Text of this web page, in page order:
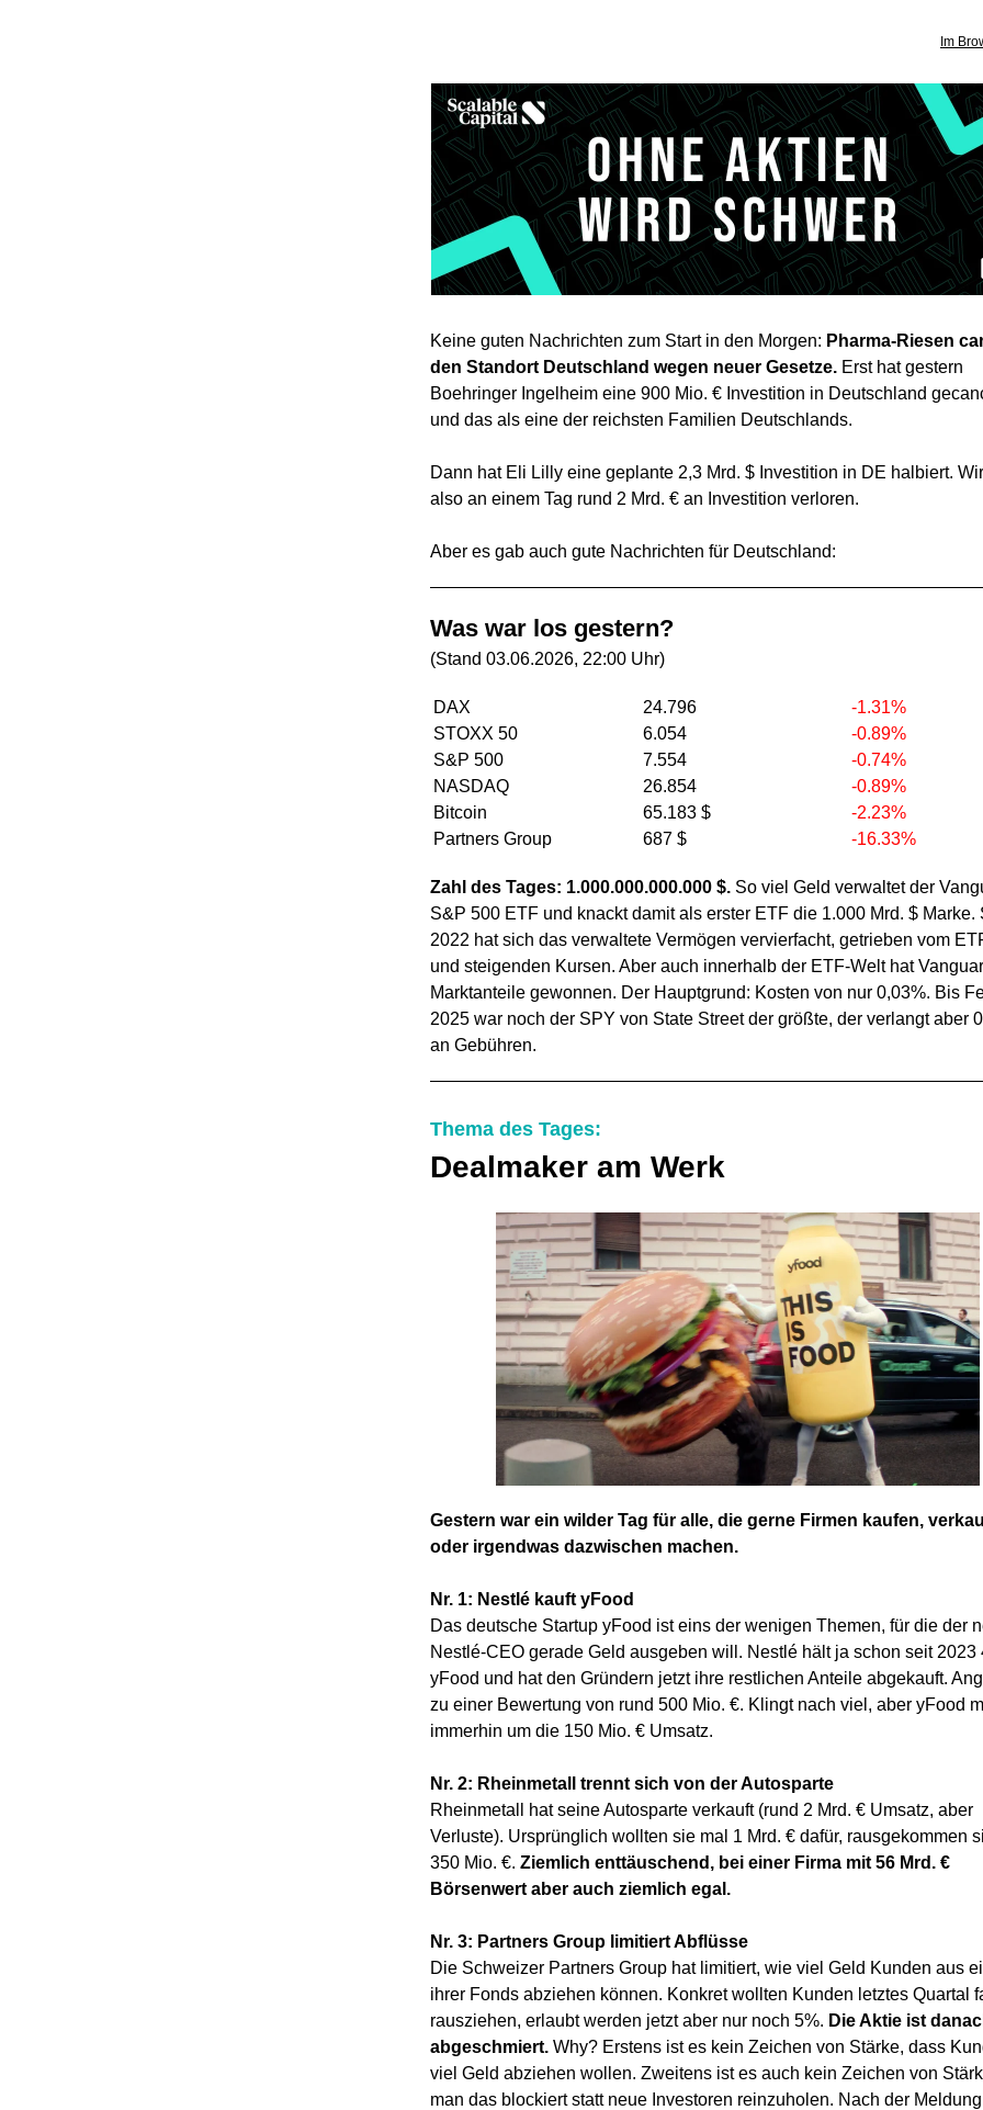
Im
Keine guten Nachrichten zum Start in den Morgen: Pharma-Riesen
den Standort Deutschland wegen neuer Gesetze. Erst hat gestern
Boehringer Ingelheim eine 900 Mio. € Investition in Deutschland
und das als eine der reichsten Familien Deutschlands.
Dann hat Eli Lilly eine geplante 2,3 Mrd. $ Investition in DE halbiert.
also an einem Tag rund 2 Mrd. € an Investition verloren.
Aber es gab auch gute Nachrichten für Deutschland:
Was war los gestern?
(Stand 03.06.2026, 22:00 Uhr)
DAX 24.796
-1.31%
STOXX 50
6.054
-0.89%
S&P 500
7.554
-0.74%
NASDAQ
26.854
-0.89%
Bitcoin
65.183 $
-2.23%
Partners Group
687 $ -16.33%
Zahl des Tages: 1.000.000.000.000 $. So viel Geld verwaltet der
S&P 500 ETF und knackt damit als erster ETF die 1.000 Mrd. $ Marke.
2022 hat sich das verwaltete Vermögen vervierfacht, getrieben vom
und steigenden Kursen. Aber auch innerhalb der ETF-Welt hat
Marktanteile gewonnen. Der Hauptgrund: Kosten von nur 0,03%. Bis
2025 war noch der SPY von State Street der größte, der verlangt aber
an Gebühren.
Thema des Tages:
Dealmaker am Werk
Gestern war ein wilder Tag für alle, die gerne Firmen kaufen,
oder irgendwas dazwischen machen.
Nr. 1: Nestlé kauft yFood
Das deutsche Startup yFood ist eins der wenigen Themen, für die der
Nestlé-CEO gerade Geld ausgeben will. Nestlé hält ja schon seit 2023
yFood und hat den Gründern jetzt ihre restlichen Anteile abgekauft.
zu einer Bewertung von rund 500 Mio. €. Klingt nach viel, aber yFood
immerhin um die 150 Mio. € Umsatz.
Nr. 2: Rheinmetall trennt sich von der Autosparte
Rheinmetall hat seine Autosparte verkauft (rund 2 Mrd. € Umsatz, aber
Verluste). Ursprünglich wollten sie mal 1 Mrd. € dafür, rausgekommen
350 Mio. €. Ziemlich enttäuschend, bei einer Firma mit 56 Mrd. €
Börsenwert aber auch ziemlich egal.
Nr. 3: Partners Group limitiert Abflüsse
Die Schweizer Partners Group hat limitiert, wie viel Geld Kunden aus
ihrer Fonds abziehen können. Konkret wollten Kunden letztes Quartal
rausziehen, erlaubt werden jetzt aber nur noch 5%. Die Aktie ist
abgeschmiert. Why? Erstens ist es kein Zeichen von Stärke, dass
viel Geld abziehen wollen. Zweitens ist es auch kein Zeichen von
man das blockiert statt neue Investoren reinzuholen. Nach der